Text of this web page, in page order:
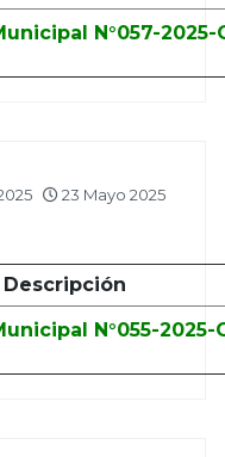
N°057-2025-
23 Mayo 2025
Descripción
N°055-2025-